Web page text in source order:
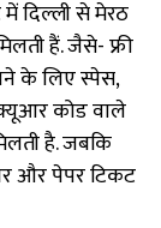
दिल्ली से मेरठ
हैं. जैसे- फ्री
के लिए स्पेस,
क्यूआर कोड वाले
है. जबकि
और पेपर टिकट